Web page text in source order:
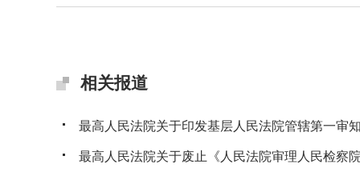
相关报道
最高人民法院关于印发基层人民法院管辖第一审
最高人民法院关于废止《人民法院审理人民检察